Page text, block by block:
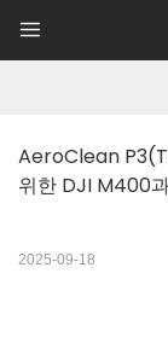
AeroClean
위한 DJI M400
2025-09-18